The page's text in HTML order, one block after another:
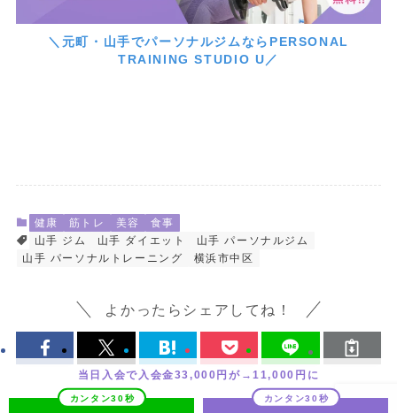
＼元町・山手でパーソナルジムならPERSONAL
TRAINING STUDIO U／
健康 筋トレ 美容
食事
山手 ジム
山手 ダイエット
山手 パーソナルジム
山手 パーソナルトレーニング
横浜市中区
よかったらシェアしてね！
当日入会で入会金33,000円が→11,000円に